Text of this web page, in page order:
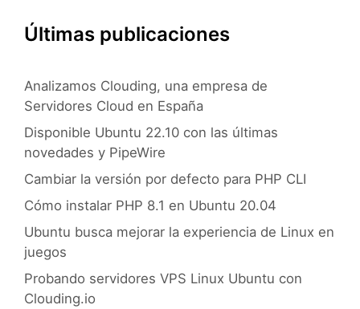
Últimas publicaciones
Analizamos Clouding, una empresa de
Servidores Cloud en España
Disponible Ubuntu 22.10 con las últimas
novedades y PipeWire
Cambiar la versión por defecto para PHP CLI
Cómo instalar PHP 8.1 en Ubuntu 20.04
Ubuntu busca mejorar la experiencia de Linux en
juegos
Probando servidores VPS Linux Ubuntu con
Clouding.io